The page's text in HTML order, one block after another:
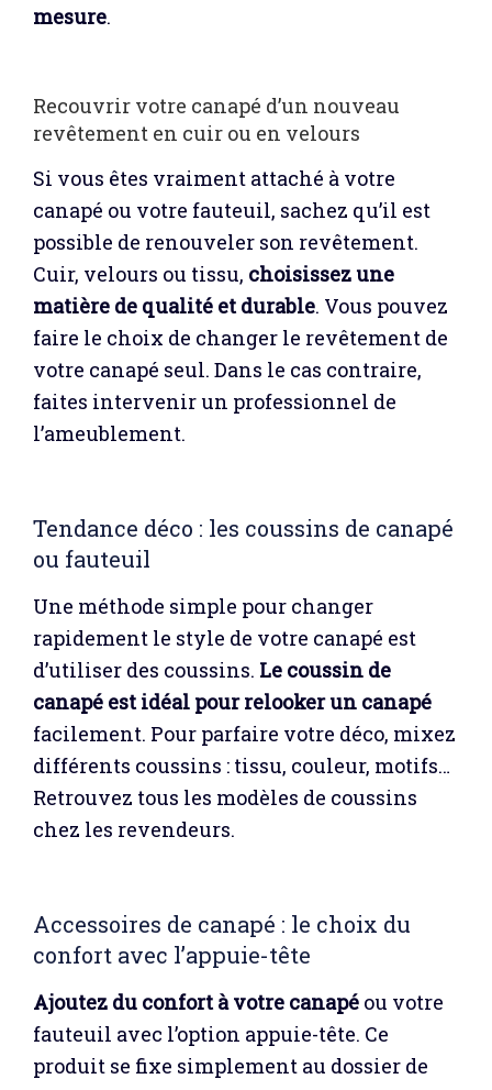
mesure.
Recouvrir votre canapé d’un nouveau
revêtement en cuir ou en velours
Si vous êtes vraiment attaché à votre
canapé ou votre fauteuil, sachez qu’il est
possible de renouveler son revêtement.
Cuir, velours ou tissu, choisissez une
matière de qualité et durable. Vous pouvez
faire le choix de changer le revêtement de
votre canapé seul. Dans le cas contraire,
faites intervenir un professionnel de
l’ameublement.
Tendance déco : les coussins de canapé
ou fauteuil
Une méthode simple pour changer
rapidement le style de votre canapé est
d’utiliser des coussins. Le coussin de
canapé est idéal pour relooker un canapé
facilement. Pour parfaire votre déco, mixez
différents coussins : tissu, couleur, motifs…
Retrouvez tous les modèles de coussins
chez les revendeurs.
Accessoires de canapé : le choix du
confort avec l’appuie-tête
Ajoutez du confort à votre canapé ou votre
fauteuil avec l’option appuie-tête. Ce
produit se fixe simplement au dossier de